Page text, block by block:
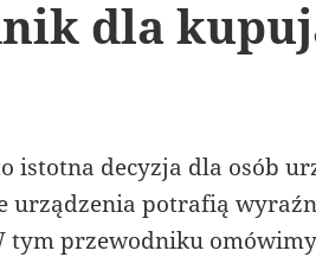
dla
istotna decyzja dla osób
urządzenia potrafią
tym przewodniku